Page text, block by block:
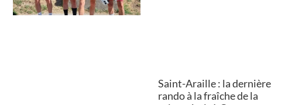
Saint-Araille : la dernière
rando à la fraîche de la